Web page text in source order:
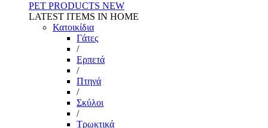
PET PRODUCTS NEW
LATEST ITEMS IN HOME
Κατοικίδια
Γάτες
/
Ερπετά
/
Πτηνά
/
Σκύλοι
/
Τρωκτικά